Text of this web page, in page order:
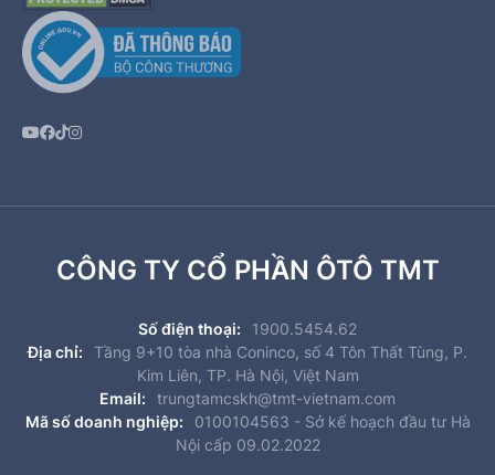
CÔNG TY CỔ PHẦN ÔTÔ TMT
Số điện thoại:
1900.5454.62
Địa chỉ:
Tầng 9+10 tòa nhà Coninco, số 4 Tôn Thất Tùng, P.
Kim Liên, TP. Hà Nội, Việt Nam
Email:
trungtamcskh@tmt-vietnam.com
Mã số doanh nghiệp:
0100104563 - Sở kế hoạch đầu tư Hà
Nội cấp 09.02.2022